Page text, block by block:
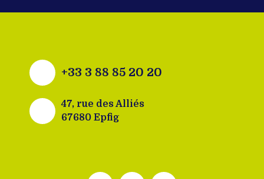
+33 3 88 85 20 20
47, rue des Alliés
67680 Epfig